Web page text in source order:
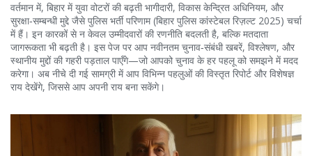
वर्तमान में, बिहार में युवा वोटरों की बढ़ती भागीदारी, विकास केन्द्रित अधिनियम, और
सुरक्षा‑सम्बन्धी मुद्दे जैसे पुलिस भर्ती परिणाम (बिहार पुलिस कांस्टेबल रिज़ल्ट 2025) चर्चा
में हैं। इन कारकों से न केवल उम्मीदवारों की रणनीति बदलती है, बल्कि मतदाता
जागरूकता भी बढ़ती है। इस पेज पर आप नवीनतम चुनाव‑संबंधी खबरें, विश्लेषण, और
स्थानीय मुद्दों की गहरी पड़ताल पाएँगे—जो आपको चुनाव के हर पहलू को समझने में मदद
करेगा। अब नीचे दी गई सामग्री में आप विभिन्न पहलुओं की विस्तृत रिपोर्ट और विशेषज्ञ
राय देखेंगे, जिससे आप अपनी राय बना सकेंगे।